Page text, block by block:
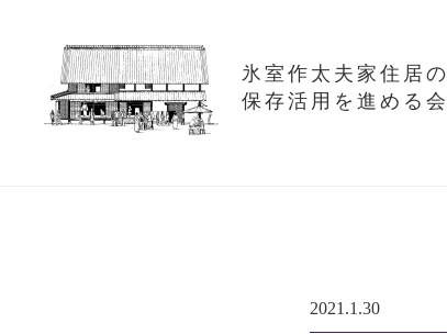
氷室作太夫家住居の
保存活用を進める会
2021.1.30